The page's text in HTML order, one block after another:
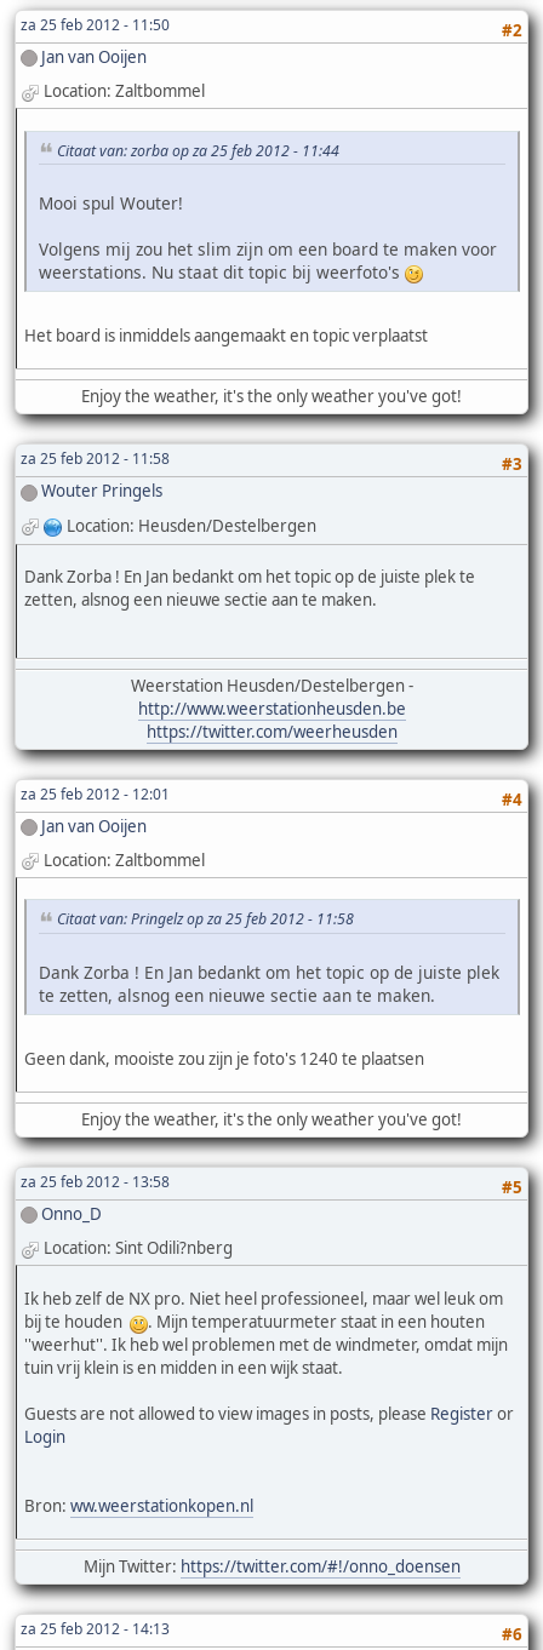
za 25 feb 2012 - 11:50
#2
Jan van Ooijen
Location: Zaltbommel
Citaat van: zorba op za 25 feb 2012 - 11:44
Mooi spul Wouter!
Volgens mij zou het slim zijn om een board te maken voor
weerstations. Nu staat dit topic bij weerfoto's
Het board is inmiddels aangemaakt en topic verplaatst
Enjoy the weather, it's the only weather you've got!
za 25 feb 2012 - 11:58
#3
Wouter Pringels
Location: Heusden/Destelbergen
Dank Zorba ! En Jan bedankt om het topic op de juiste plek te
zetten, alsnog een nieuwe sectie aan te maken.
Weerstation Heusden/Destelbergen -
http://www.weerstationheusden.be
https://twitter.com/weerheusden
za 25 feb 2012 - 12:01
#4
Jan van Ooijen
Location: Zaltbommel
Citaat van: Pringelz op za 25 feb 2012 - 11:58
Dank Zorba ! En Jan bedankt om het topic op de juiste plek
te zetten, alsnog een nieuwe sectie aan te maken.
Geen dank, mooiste zou zijn je foto's 1240 te plaatsen
Enjoy the weather, it's the only weather you've got!
za 25 feb 2012 - 13:58
#5
Onno_D
Location: Sint Odili?nberg
Ik heb zelf de NX pro. Niet heel professioneel, maar wel leuk om
bij te houden
. Mijn temperatuurmeter staat in een houten
''weerhut''. Ik heb wel problemen met de windmeter, omdat mijn
tuin vrij klein is en midden in een wijk staat.
Guests are not allowed to view images in posts, please Registeror
Login
Bron: ww.weerstationkopen.nl
Mijn Twitter: https://twitter.com/#!/onno_doensen
za 25 feb 2012 - 14:13 #6